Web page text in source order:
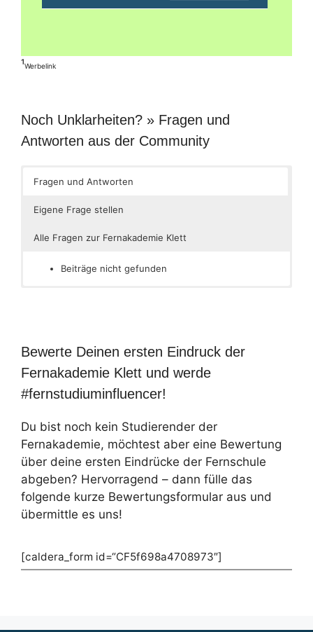
¹Werbelink
Noch Unklarheiten? » Fragen und
Antworten aus der Community
Fragen und Antworten
Eigene Frage stellen
Alle Fragen zur Fernakademie Klett
Beiträge nicht gefunden
Bewerte Deinen ersten Eindruck der
Fernakademie Klett und werde
#fernstudiuminfluencer!
Du bist noch kein Studierender der
Fernakademie, möchtest aber eine Bewertung
über deine ersten Eindrücke der Fernschule
abgeben? Hervorragend – dann fülle das
folgende kurze Bewertungsformular aus und
übermittle es uns!
[caldera_form id=“CF5f698a4708973″]